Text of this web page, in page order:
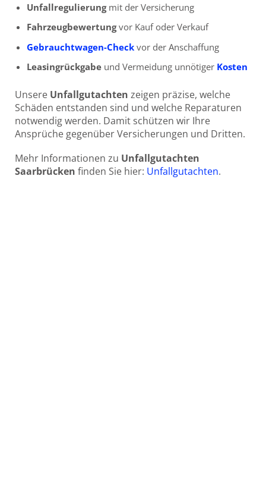
Unfallregulierungmit der Versicherung
Fahrzeugbewertungvor Kauf oder Verkauf
Gebrauchtwagen-Check vor der Anschaffung
Leasingrückgabe und Vermeidung unnötiger Kosten
Unsere Unfallgutachten zeigen präzise, welche
Schäden entstanden sind und welche Reparaturen
notwendig werden. Damit schützen wir Ihre
Ansprüche gegenüber Versicherungen und Dritten.
Mehr Informationen zu Unfallgutachten
Saarbrücken finden Sie hier: Unfallgutachten.